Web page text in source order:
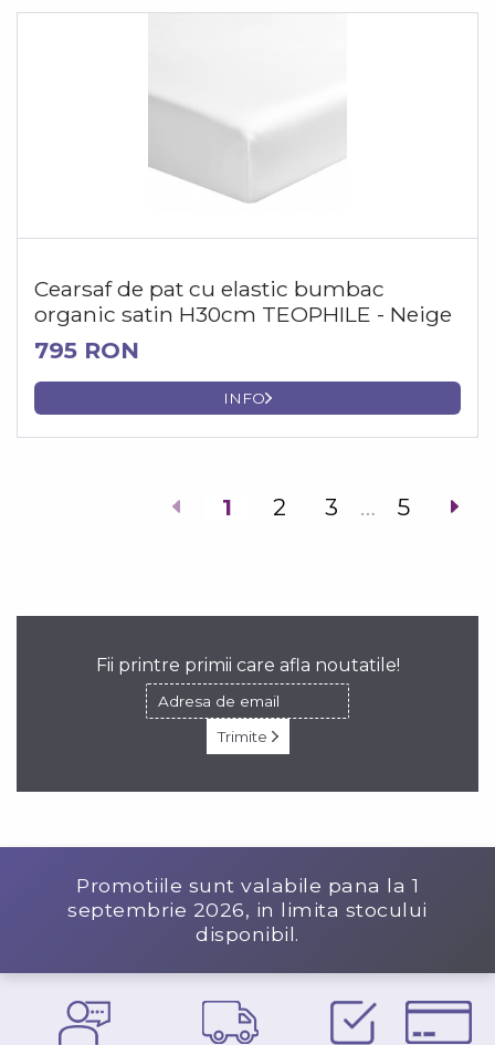
Cearsaf de pat cu elastic bumbac
organic satin H30cm TEOPHILE - Neige
795 RON
INFO
1 2 3 … 5
Fii printre primii care afla noutatile!
Trimite
Promotiile sunt valabile pana la 1
septembrie 2026, in limita stocului
disponibil.